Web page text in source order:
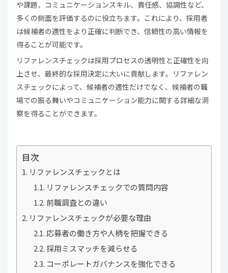
や課題、コミュニケーションスキル、責任感、協調性など、
多くの側面を評価するのに役立ちます。これにより、採用者
は候補者の適性をより正確に判断でき、信頼性の高い情報を
得ることが可能です。
リファレンスチェックは採用プロセスの透明性と正確性を向
上させ、最終的な採用決定に大いに貢献します。リファレン
スチェックによって、候補者の適性だけでなく、候補者の職
場での振る舞いやコミュニケーション能力に関する詳細な洞
察を得ることができます。
目次
リファレンスチェックとは
リファレンスチェックでの質問内容
前職調査との違い
リファレンスチェックが必要な理由
応募者の働き方や人柄を把握できる
採用ミスマッチを減らせる
コーポレートガバナンスを強化できる